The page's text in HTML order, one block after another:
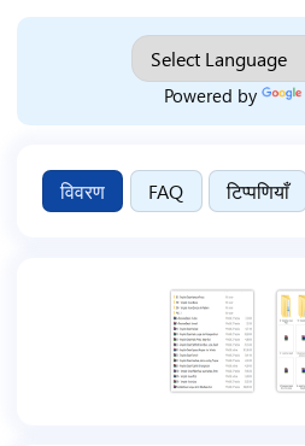
Powered by
विवरण FAQ टिप्पणियाँ